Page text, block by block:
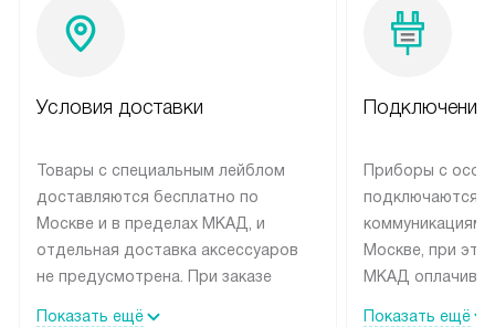
Условия доставки
Товары с специальным лейблом
доставляются бесплатно по
Москве и в пределах МКАД, и
отдельная доставка аксессуаров
не предусмотрена. При заказе
Показать ещё
Подключение
Приборы с
подключаются к
коммуникациям
Москве, при
МКАД
Показать ещё